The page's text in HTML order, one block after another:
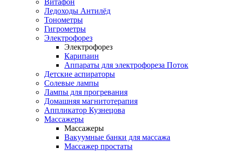
Витафон
Ледоходы Антилёд
Тонометры
Гигрометры
Электрофорез
Электрофорез
Карипаин
Аппараты для электрофореза Поток
Детские аспираторы
Солевые лампы
Лампы для прогревания
Домашняя магнитотерапия
Аппликатор Кузнецова
Массажеры
Массажеры
Вакуумные банки для массажа
Массажер простаты